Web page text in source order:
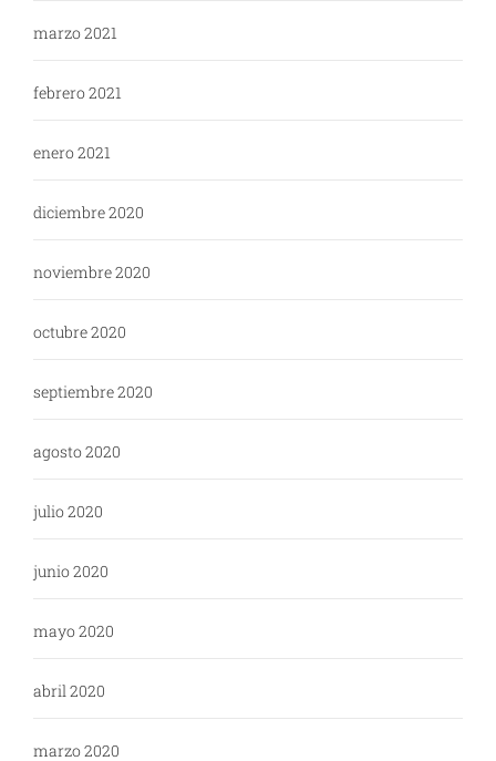
marzo 2021
febrero 2021
enero 2021
diciembre 2020
noviembre 2020
octubre 2020
septiembre 2020
agosto 2020
julio 2020
junio 2020
mayo 2020
abril 2020
marzo 2020